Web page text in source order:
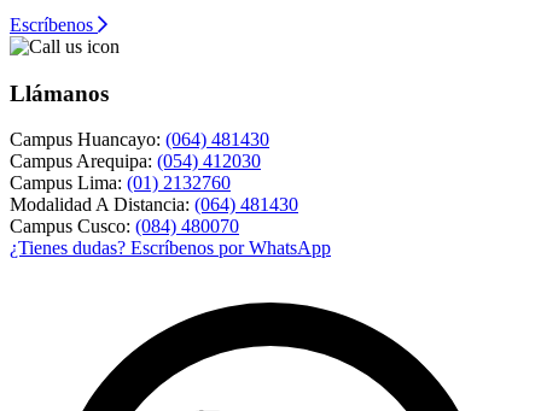
Escríbenos
Llámanos
Campus Huancayo: (064) 481430
Campus Arequipa: (054) 412030
Campus Lima: (01) 2132760
Modalidad A Distancia: (064) 481430
Campus Cusco: (084) 480070
¿Tienes dudas? Escríbenos por WhatsApp